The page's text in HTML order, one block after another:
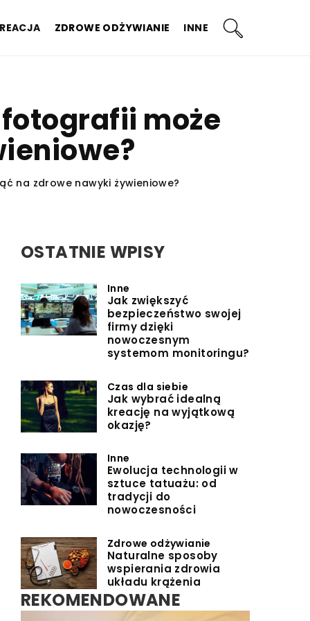
ZDROWE ODŻYWIANIE INNE
może
na zdrowe nawyki żywieniowe?
OSTATNIE WPISY
Inne
Jak zwiększyć
bezpieczeństwo swojej
firmy dzięki
nowoczesnym
systemom monitoringu?
Czas dla siebie
Jak wybrać idealną
kreację na wyjątkową
okazję?
Inne
Ewolucja technologii w
sztuce tatuażu: od
tradycji do
nowoczesności
Zdrowe odżywianie
Naturalne sposoby
wspierania zdrowia
układu krążenia
REKOMENDOWANE